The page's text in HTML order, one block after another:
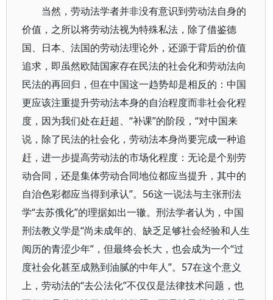
当然，劳动法学者并非没有意识到劳动法自身的
价值，之所以将劳动法视为特殊私法，除了借鉴德
国、日本、法国的劳动法理论外，还源于背后的价值
追求，即虽然欧陆国家存在民法的社会化和劳动法向
民法的再回归，但在中国这一趋势却是相反的：中国
更应该注重提升劳动法本身的自治程度而非社会化程
度，因为我们处在赶超、“补课”的阶段，“对中国来
说，除了民法的社会化，劳动法本身尚要完成一种追
赶，进一步提高劳动法的市场化程度：无论是个别劳
动合同，还是集体劳动合同地位都应当提升，其中的
自治色彩都应当得到承认”。56这一说法与主张刑法
学“去苏俄化”的理据如出一辙。刑法学者认为，中国
刑法教义学是“尚未成年的、缺乏足够社会经验和人生
阅历的青涩少年”，但最终会长大，也会成为一个“过
度社会化甚至成熟到油腻的中年人”。57在这个意义
上，劳动法的“去公法化”不仅仅是法律技术问题，也